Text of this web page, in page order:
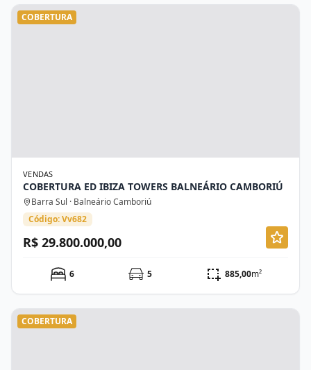
COBERTURA
VENDAS
COBERTURA ED IBIZA TOWERS BALNEÁRIO CAMBORIÚ
Barra Sul · Balneário Camboriú
Código: Vv682
R$ 29.800.000,00
6 5 885,00m²
COBERTURA